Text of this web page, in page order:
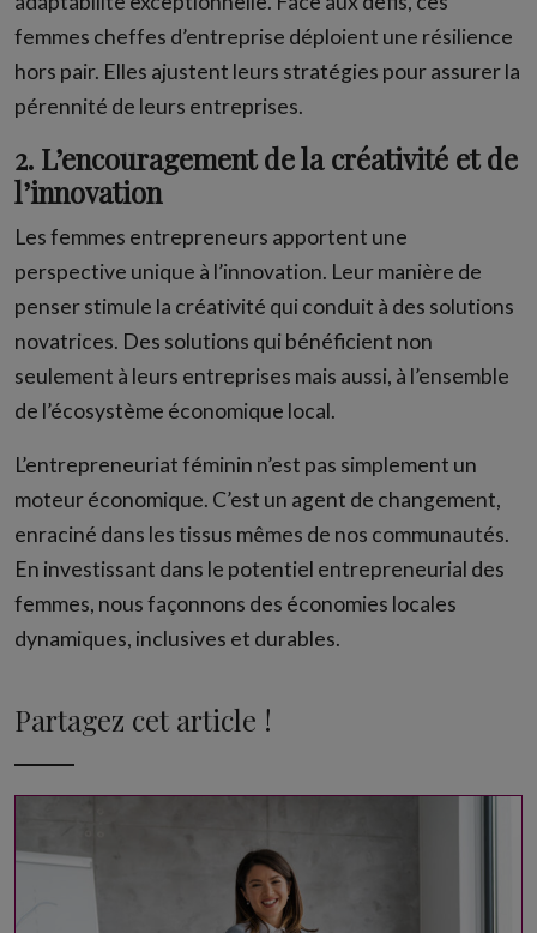
femmes cheffes d’entreprise déploient une résilience
hors pair. Elles ajustent leurs stratégies pour assurer la
pérennité de leurs entreprises.
2. L’encouragement de la créativité et de
l’innovation
Les femmes entrepreneurs apportent une
perspective unique à l’innovation. Leur manière de
penser stimule la créativité qui conduit à des solutions
novatrices. Des solutions qui bénéficient non
seulement à leurs entreprises mais aussi, à l’ensemble
de l’écosystème économique local.
L’entrepreneuriat féminin n’est pas simplement un
moteur économique. C’est un agent de changement,
enraciné dans les tissus mêmes de nos communautés.
En investissant dans le potentiel entrepreneurial des
femmes, nous façonnons des économies locales
dynamiques, inclusives et durables.
Partagez cet article !